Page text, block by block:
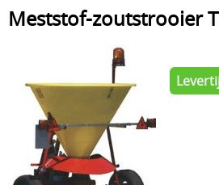
Tuin- Park- &
Graafmachines & grondverzet
Generatoren
Specifiek materiaal en
Mijn bestelling laten leveren
Draai-en freeswerk
Onze Repairshop Diensten
Meststof-zoutstrooier